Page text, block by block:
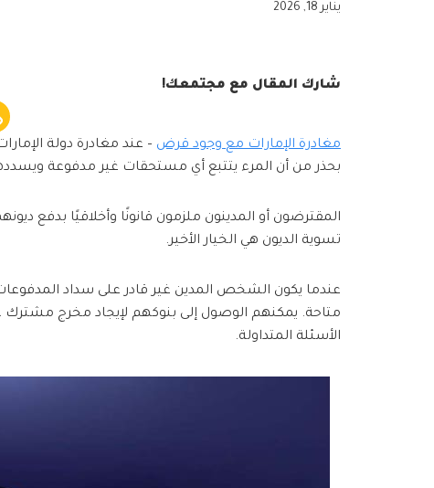
يناير 18, 2026
شارك المقال مع مجتمعك!
مغادرة الإمارات مع وجود قرض – عند مغادرة دولة
بحذر من أن المرء يتتبع أي مستحقات غير مدفوعة
المقترضون أو المدينون ملزمون قانونًا وأخلاقيًا بدفع
تسوية الديون هي الخيار الأخير.
عندما يكون الشخص المدين غير قادر على سداد
متاحة. يمكنهم الوصول إلى بنوكهم لإيجاد مخرج
الأسئلة المتداولة.